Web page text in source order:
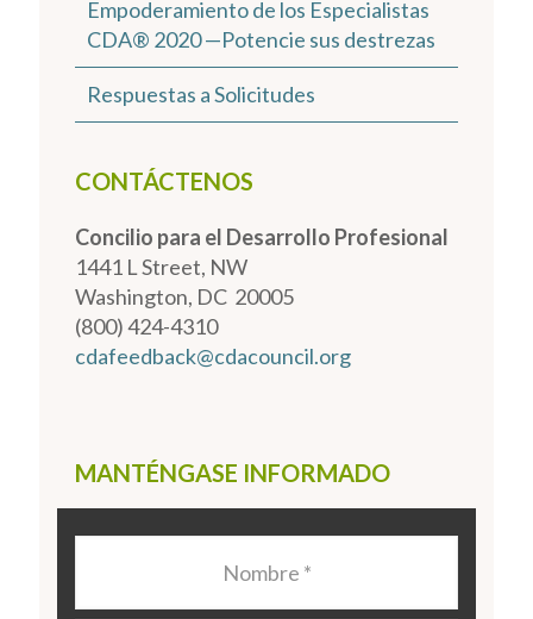
Empoderamiento de los Especialistas
CDA® 2020 —Potencie sus destrezas
Respuestas a Solicitudes
CONTÁCTENOS
Concilio para el Desarrollo Profesional
1441 L Street, NW
Washington, DC 20005
(800) 424-4310
cdafeedback@cdacouncil.org
MANTÉNGASE INFORMADO